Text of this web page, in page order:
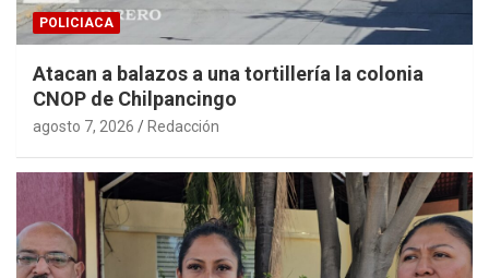
POLICIACA
Atacan a balazos a una tortillería la colonia
CNOP de Chilpancingo
agosto 7, 2026 Redacción